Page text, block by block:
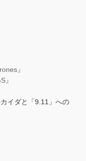
』
』
イダと「9.11」への